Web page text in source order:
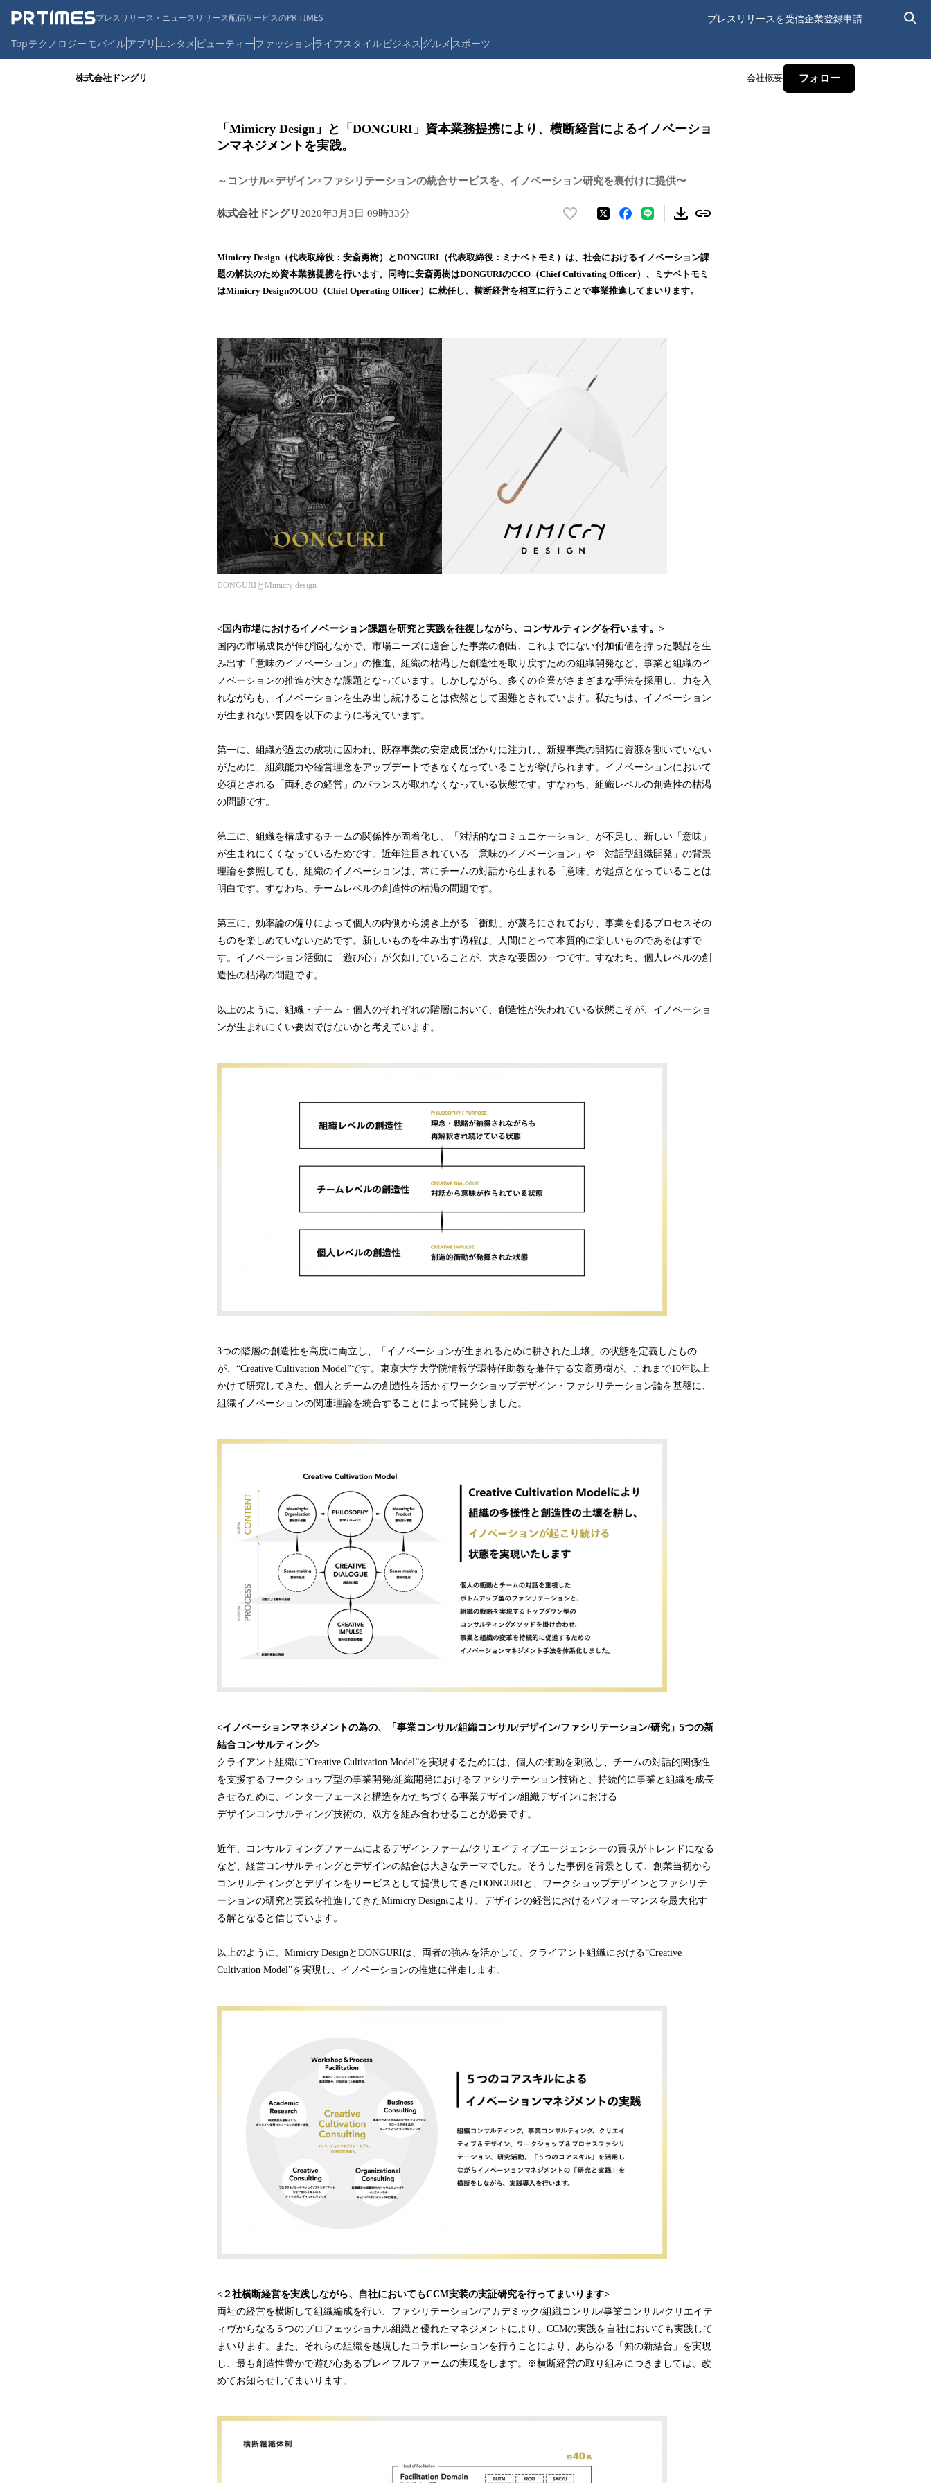
プレスリリース・ニュースリリース配信サービスのPR TIMES プレスリリースを受信企業登録申請
Topテクノロジーモバイルアプリ エンタメ ビューティーファッションライフスタイルビジネス グルメ スポーツ
株式会社ドングリ 会社概要 フォロー
「Mimicry Design」と「DONGURI」資本業務提携により、横断経営によるイノベーショ
ンマネジメントを実践。
～コンサル×デザイン×ファシリテーションの統合サービスを、イノベーション研究を裏付けに提供〜
株式会社ドングリ 2020年3月3日 09時33分
い
！
数
を
み
Mimicry Design（代表取締役：安斎勇樹）とDONGURI（代表取締役：ミナベトモミ）は、社会におけるイノベーション課
題の解決のため資本業務提携を行います。同時に安斎勇樹はDONGURIのCCO（Chief Cultivating Officer）、ミナベトモミ
はMimicry DesignのCOO（Chief Operating Officer）に就任し、横断経営を相互に行うことで事業推進してまいります。
DONGURIとMimicry design
<国内市場におけるイノベーション課題を研究と実践を往復しながら、コンサルティングを行います。>
国内の市場成長が伸び悩むなかで、市場ニーズに適合した事業の創出、これまでにない付加価値を持った製品を生
み出す「意味のイノベーション」の推進、組織の枯渇した創造性を取り戻すための組織開発など、事業と組織のイ
ノベーションの推進が大きな課題となっています。しかしながら、多くの企業がさまざまな手法を採用し、力を入
れながらも、イノベーションを生み出し続けることは依然として困難とされています。私たちは、イノベーション
が生まれない要因を以下のように考えています。
第一に、組織が過去の成功に囚われ、既存事業の安定成長ばかりに注力し、新規事業の開拓に資源を割いていない
がために、組織能力や経営理念をアップデートできなくなっていることが挙げられます。イノベーションにおいて
必須とされる「両利きの経営」のバランスが取れなくなっている状態です。すなわち、組織レベルの創造性の枯渇
の問題です。
第二に、組織を構成するチームの関係性が固着化し、「対話的なコミュニケーション」が不足し、新しい「意味」
が生まれにくくなっているためです。近年注目されている「意味のイノベーション」や「対話型組織開発」の背景
理論を参照しても、組織のイノベーションは、常にチームの対話から生まれる「意味」が起点となっていることは
明白です。すなわち、チームレベルの創造性の枯渇の問題です。
第三に、効率論の偏りによって個人の内側から湧き上がる「衝動」が蔑ろにされており、事業を創るプロセスその
ものを楽しめていないためです。新しいものを生み出す過程は、人間にとって本質的に楽しいものであるはずで
す。イノベーション活動に「遊び心」が欠如していることが、大きな要因の一つです。すなわち、個人レベルの創
造性の枯渇の問題です。
以上のように、組織・チーム・個人のそれぞれの階層において、創造性が失われている状態こそが、イノベーショ
ンが生まれにくい要因ではないかと考えています。
3つの階層の創造性を高度に両立し、「イノベーションが生まれるために耕された土壌」の状態を定義したもの
が、“Creative Cultivation Model”です。東京大学大学院情報学環特任助教を兼任する安斎勇樹が、これまで10年以上
かけて研究してきた、個人とチームの創造性を活かすワークショップデザイン・ファシリテーション論を基盤に、
組織イノベーションの関連理論を統合することによって開発しました。
<イノベーションマネジメントの為の、「事業コンサル/組織コンサル/デザイン/ファシリテーション/研究」5つの新
結合コンサルティング>
クライアント組織に“Creative Cultivation Model”を実現するためには、個人の衝動を刺激し、チームの対話的関係性
を支援するワークショップ型の事業開発/組織開発におけるファシリテーション技術と、持続的に事業と組織を成長
させるために、インターフェースと構造をかたちづくる事業デザイン/組織デザインにおける
デザインコンサルティング技術の、双方を組み合わせることが必要です。
近年、コンサルティングファームによるデザインファーム/クリエイティブエージェンシーの買収がトレンドになる
など、経営コンサルティングとデザインの結合は大きなテーマでした。そうした事例を背景として、創業当初から
コンサルティングとデザインをサービスとして提供してきたDONGURIと、ワークショップデザインとファシリテ
ーションの研究と実践を推進してきたMimicry Designにより、デザインの経営におけるパフォーマンスを最大化す
る解となると信じています。
以上のように、Mimicry DesignとDONGURIは、両者の強みを活かして、クライアント組織における“Creative
Cultivation Model”を実現し、イノベーションの推進に伴走します。
<２社横断経営を実践しながら、自社においてもCCM実装の実証研究を行ってまいります>
両社の経営を横断して組織編成を行い、ファシリテーション/アカデミック/組織コンサル/事業コンサル/クリエイテ
ィヴからなる５つのプロフェッショナル組織と優れたマネジメントにより、CCMの実践を自社においても実践して
まいります。また、それらの組織を越境したコラボレーションを行うことにより、あらゆる「知の新結合」を実現
し、最も創造性豊かで遊び心あるプレイフルファームの実現をします。※横断経営の取り組みにつきましては、改
めてお知らせしてまいります。